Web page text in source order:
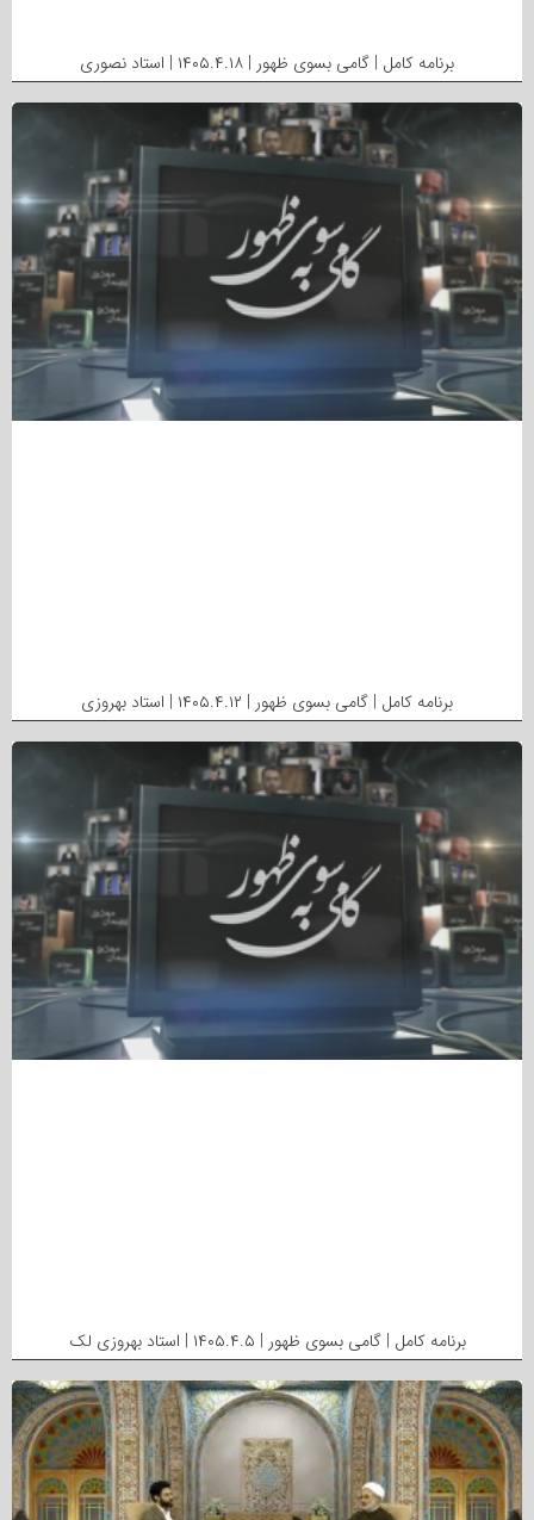
برنامه کامل | گامی بسوی ظهور | ۱۴۰۵.۴.۱۸ | استاد نصوری
برنامه کامل | گامی بسوی ظهور | ۱۴۰۵.۴.۱۲ | استاد بهروزی
برنامه کامل | گامی بسوی ظهور | ۱۴۰۵.۴.۵ | استاد بهروزی لک